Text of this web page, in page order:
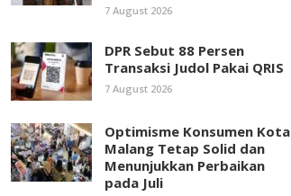
7 August 2026
DPR Sebut 88 Persen
Transaksi Judol Pakai QRIS
7 August 2026
Optimisme Konsumen Kota
Malang Tetap Solid dan
Menunjukkan Perbaikan
pada Juli